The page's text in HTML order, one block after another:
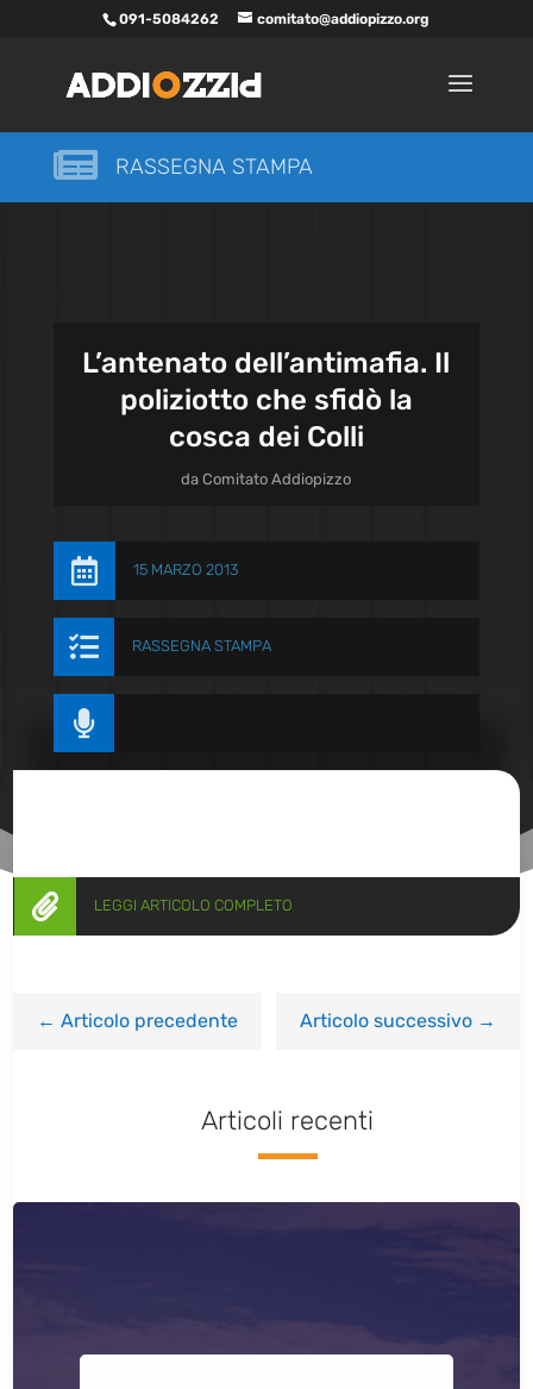
091-5084262 comitato@addiopizzo.org
 RASSEGNA STAMPA
L’antenato dell’antimafia. Il
poliziotto che sfidò la
cosca dei Colli
daComitato Addiopizzo
 15 MARZO 2013
 RASSEGNA STAMPA

 LEGGI ARTICOLO COMPLETO
←Articolo precedente Articolo successivo→
Articoli recenti